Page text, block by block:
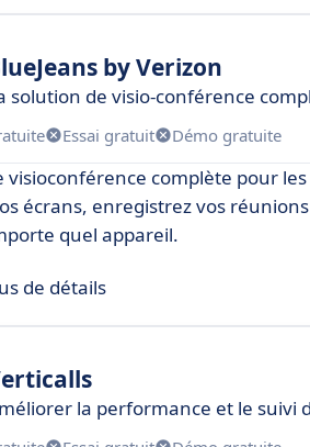
by Verizon
solution de visio-conférence
Essai gratuit Démo gratuite
visioconférence complète pour
écrans, enregistrez vos
quel appareil.
de détails
la performance et le suivi